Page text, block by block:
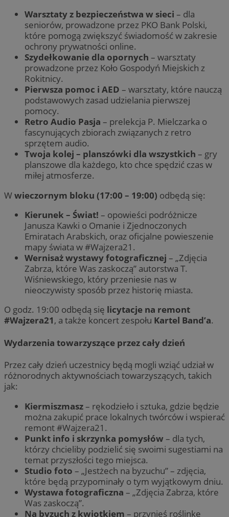
Warsztaty z bezpieczeństwa w sieci – dla
seniorów, prowadzone przez PKO Bank Polski,
które pomogą zwiększyć świadomość w zakresie
ochrony prywatności online.
Szydełkowanie dla opornych – warsztaty
prowadzone przez Koło Gospodyń Miejskich z
Rokitnicy.
Pierwsza pomoc i AED – warsztaty, które nauczą
podstawowych zasad udzielania pierwszej
pomocy.
Retro Audio Pasja – prelekcja P. Mielczarka o
fascynujących zbiorach związanych z retro
sprzętem audio.
Twoja kolej – planszówki dla wszystkich – gry
planszowe dla każdego, kto chce spędzić czas w
miłej atmosferze.
Wwieczornym bloku (17:00 – 19:00) odbędą się:
Kierunek – Świat! – opowieści podróżnicze
Janusza Kawki o Omanie i Zjednoczonych
Emiratach Arabskich, oraz oficjalne powieszenie
mapy świata w #Wajzera21.
Wernisaż wystawy fotograficznej – „Zdjęcia
Zabrza, które Was zaskoczą” autorstwa T.
Wiśniewskiego, który przeniesie nas w
nieoczywisty sposób przez historię miasta.
O godz. 19:00 odbędą się licytacje na remont
#Wajzera21, a także koncert zespołu Kartel Band’a.
Wydarzenia towarzyszące przez cały dzień
Przez cały dzień uczestnicy będą mogli wziąć udział w
różnorodnych aktywnościach towarzyszących, takich
jak:
Kiermiszmasz– rękodzieło i sztuka, gdzie będzie
można zakupić prace lokalnych twórców i wspierać
remont #Wajzera21.
Punkt info i skrzynka pomysłów – dla tych,
którzy chcieliby podzielić się swoimi sugestiami na
temat przyszłości tego miejsca.
Studio foto – „Jestżech na byzuchu” – zdjęcia,
które będą przypominały o tym wyjątkowym dniu.
Wystawa fotograficzna – „Zdjęcia Zabrza, które
Was zaskoczą”.
Na byzuch z kwiotkiem – przynieś roślinkę